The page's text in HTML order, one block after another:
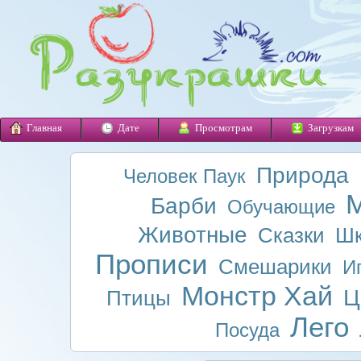
Главная Дате Просмотрам Загрузкам
Человек Паук Природа
Барби Обучающие
Животные Сказки
Прописи Смешарики
Птицы Монстр Хай
Посуда Лего